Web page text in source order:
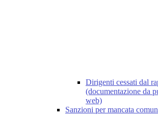
Dirigenti cessati dal
(documentazione da
web)
Sanzioni per mancata